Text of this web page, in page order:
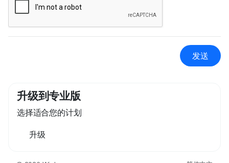
发送
升级到专业版
选择适合您的计划
升级